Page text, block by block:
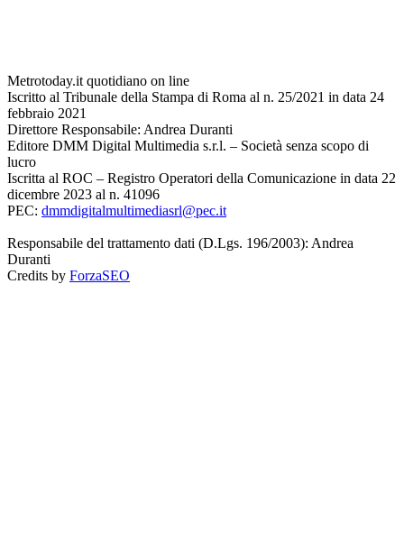
Metrotoday.it quotidiano on line
Iscritto al Tribunale della Stampa di Roma al n. 25/2021 in data 24
febbraio 2021
Direttore Responsabile: Andrea Duranti
Editore DMM Digital Multimedia s.r.l. – Società senza scopo di
lucro
Iscritta al ROC – Registro Operatori della Comunicazione in data 22
dicembre 2023 al n. 41096
PEC: dmmdigitalmultimediasrl@pec.it
Responsabile del trattamento dati (D.Lgs. 196/2003): Andrea
Duranti
Credits by ForzaSEO